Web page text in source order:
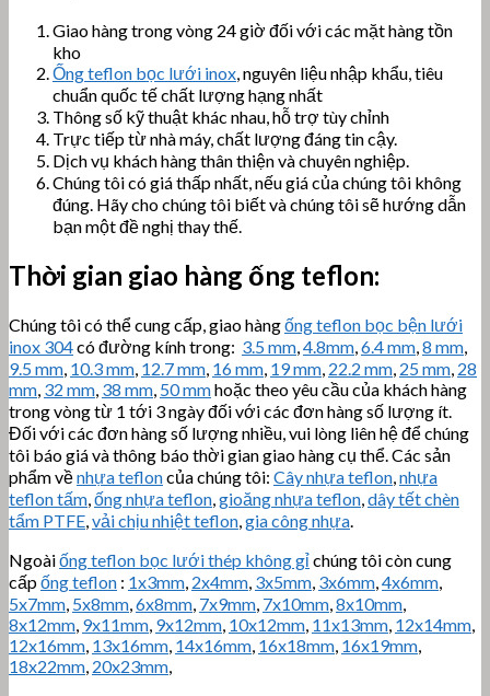
Giao hàng trong vòng 24 giờ đối với các mặt hàng tồn
kho
Ống teflon bọc lưới inox , nguyên liệu nhập khẩu, tiêu
chuẩn quốc tế chất lượng hạng nhất
Thông số kỹ thuật khác nhau, hỗ trợ tùy chỉnh
Trực tiếp từ nhà máy, chất lượng đáng tin cậy.
Dịch vụ khách hàng thân thiện và chuyên nghiệp.
Chúng tôi có giá thấp nhất, nếu giá của chúng tôi không
đúng. Hãy cho chúng tôi biết và chúng tôi sẽ hướng dẫn
bạn một đề nghị thay thế.
Thời gian giao hàng ống teflon:
Chúng tôi có thể cung cấp, giao hàngống teflon bọc bện lưới
inox 304có đường kính trong: 3.5 mm 4.8mm 6.4 mm 8 mm
9.5 mm 10.3 mm 12.7 mm 16 mm 19 mm 22.2 mm 25 mm 28
mm 32 mm 38 mm 50 mmhoặc theo yêu cầu của khách hàng
trong vòng từ 1 tới 3 ngày đối với các đơn hàng số lượng ít.
Đối với các đơn hàng số lượng nhiều, vui lòng liên hệ để chúng
tôi báo giá và thông báo thời gian giao hàng cụ thể. Các sản
phẩm vềnhựa tefloncủa chúng tôi: Cây nhựa teflon nhựa
teflon tấm ống nhựa teflon gioăng nhựa teflon dây tết chèn
tẩm PTFE vải chịu nhiệt teflon gia công nhựa
Ngoàiống teflon bọc lưới thép không gỉchúng tôi còn cung
cấpống teflon : 1x3mm 2x4mm 3x5mm 3x6mm 4x6mm
5x7mm 5x8mm 6x8mm 7x9mm 7x10mm 8x10mm
8x12mm 9x11mm 9x12mm 10x12mm 11x13mm 12x14mm
12x16mm 13x16mm 14x16mm 16x18mm 16x19mm
18x22mm 20x23mm